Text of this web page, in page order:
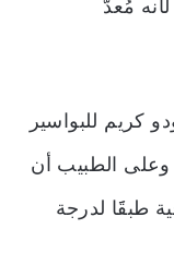
مُعدّ
كريم للبواسير
وعلى الطبيب أن
طبقََا لدرجة